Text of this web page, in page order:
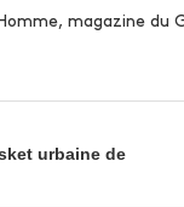
magazine du
urbaine de